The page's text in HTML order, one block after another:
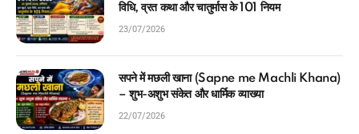
विधि, व्रत कथा और चातुर्मास के 101 नियम
23/07/2026
सपने में मछली खाना (Sapne me Machli Khana)
– शुभ-अशुभ संकेत और धार्मिक व्याख्या
22/07/2026